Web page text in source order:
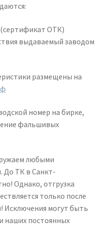
ОТК)
выдаваемый заводом
размещены на
номер на бирке,
фальшивых
любыми
До ТК в Санкт-
Однако, отгрузка
только после
Исключения могут быть
наших постоянных